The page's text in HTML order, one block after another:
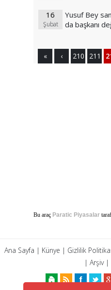
16
Şubat
Yusuf Bey
da başkanı
« ‹ 210 211
Bu araç Paratic Piyasalar
Ana Sayfa | Künye | Gizlilik
| Arşiv|